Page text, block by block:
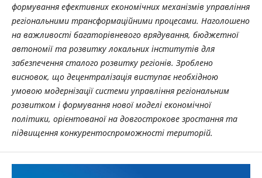
формування ефективних економічних механізмів управління
регіональними трансформаційними процесами. Наголошено
на важливості багаторівневого врядування, бюджетної
автономії та розвитку локальних інститутів для
забезпечення сталого розвитку регіонів. Зроблено
висновок, що децентралізація виступає необхідною
умовою модернізації системи управління регіональним
розвитком і формування нової моделі економічної
політики, орієнтованої на довгострокове зростання та
підвищення конкурентоспроможності територій.